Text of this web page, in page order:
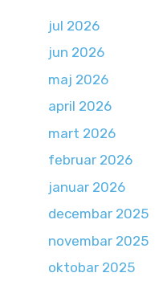
jul 2026
jun 2026
maj 2026
april 2026
mart 2026
februar 2026
januar 2026
decembar 2025
novembar 2025
oktobar 2025